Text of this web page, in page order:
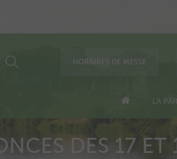
HORAIRES DE MESSE
LA
DES 17